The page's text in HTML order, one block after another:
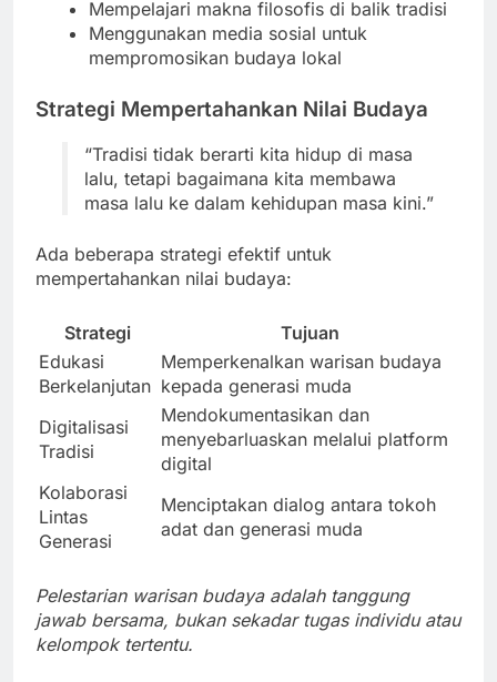
Mempelajari makna filosofis di balik tradisi
Menggunakan media sosial untuk
mempromosikan budaya lokal
Strategi Mempertahankan Nilai Budaya
“Tradisi tidak berarti kita hidup di masa
lalu, tetapi bagaimana kita membawa
masa lalu ke dalam kehidupan masa kini.”
Ada beberapa strategi efektif untuk
mempertahankan nilai budaya:
Strategi
Tujuan
Edukasi
Berkelanjutan
Memperkenalkan warisan budaya
kepada generasi muda
Digitalisasi
Tradisi
Mendokumentasikan dan
menyebarluaskan melalui platform
digital
Kolaborasi
Lintas
Generasi
Menciptakan dialog antara tokoh
adat dan generasi muda
Pelestarian warisan budaya adalah tanggung
jawab bersama, bukan sekadar tugas individu atau
kelompok tertentu.